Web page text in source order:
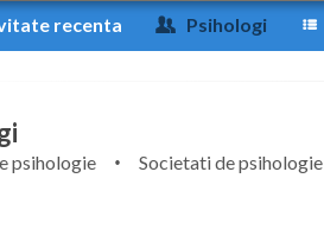
recenta Psihologi
psihologie Societati de psihologie